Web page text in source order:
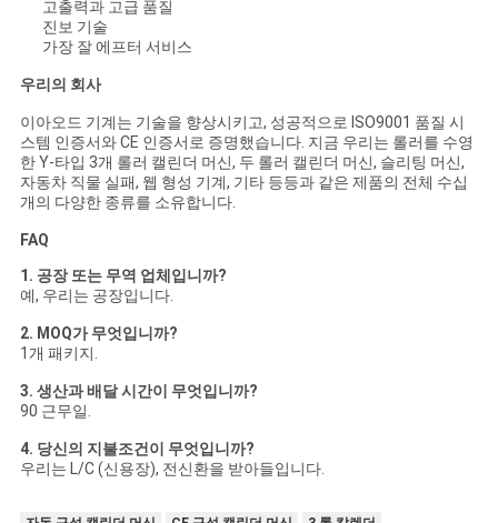
고출력과 고급 품질
진보 기술
가장 잘 에프터 서비스
우리의 회사
이아오드 기계는 기술을 향상시키고, 성공적으로 ISO9001 품질 시
스템 인증서와 CE 인증서로 증명했습니다. 지금 우리는 롤러를 수영
한 Y-타입 3개 롤러 캘린더 머신, 두 롤러 캘린더 머신, 슬리팅 머신,
자동차 직물 실패, 웹 형성 기계, 기타 등등과 같은 제품의 전체 수십
개의 다양한 종류를 소유합니다.
FAQ
1. 공장 또는 무역 업체입니까?
예, 우리는 공장입니다.
2. MOQ가 무엇입니까?
1개 패키지.
3. 생산과 배달 시간이 무엇입니까?
90 근무일.
4. 당신의 지불조건이 무엇입니까?
우리는 L/C (신용장), 전신환을 받아들입니다.